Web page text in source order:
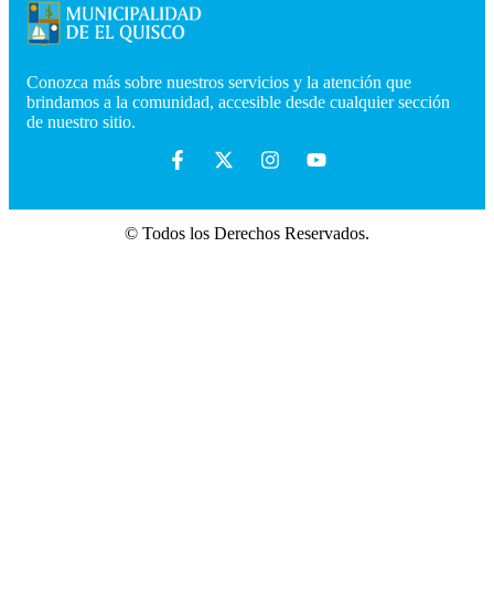
Conozca más sobre nuestros servicios y la atención que
brindamos a la comunidad, accesible desde cualquier sección
de nuestro sitio.
© Todos los Derechos Reservados.